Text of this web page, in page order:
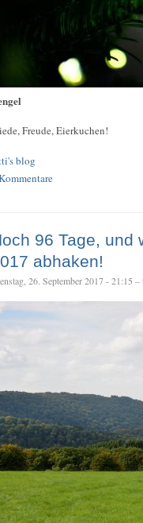
Freude, Eierkuchen!
blog
96 Tage, und
abhaken!
26. September 2017 - 21:15 –